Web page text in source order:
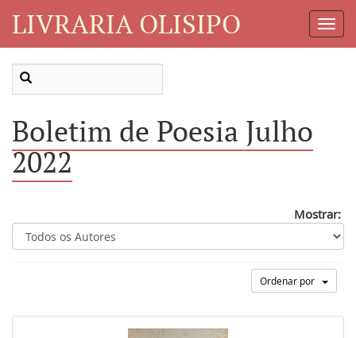
LIVRARIA OLISIPO
Boletim de Poesia Julho
2022
Mostrar:
Ordenar por